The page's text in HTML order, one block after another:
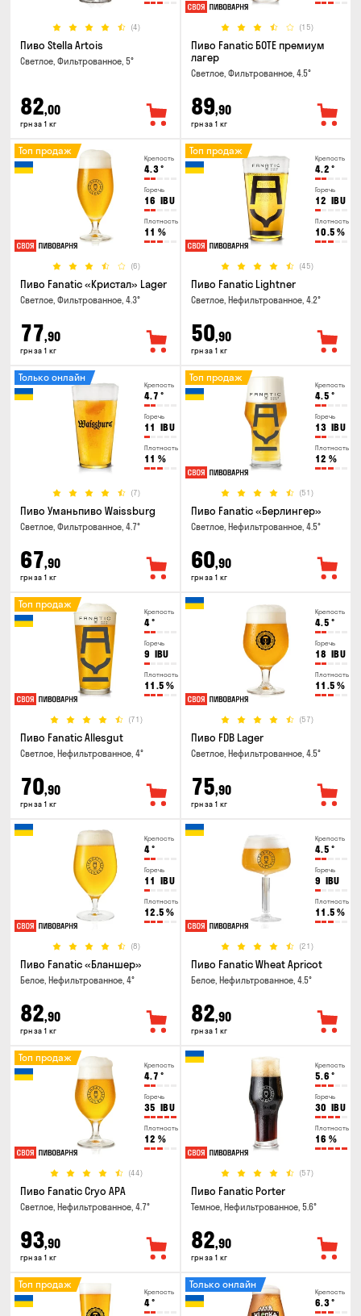
(4)
Пиво Stella Artois
Светлое, Фильтрованное, 5°
82,00
грн за 1 кг
(15)
Пиво Fanatic БОТЕ премиум
лагер
Светлое, Фильтрованное, 4.5°
89,90
грн за 1 кг
Крепость
4.3°
Горечь
16 IBU
Плотность
11 %
(6)
Топ продаж
Пиво Fanatic «Кристал» Lager
Светлое, Фильтрованное, 4.3°
77,90
грн за 1 кг
Крепость
4.2 °
Горечь
12 IBU
Плотность
10.5 %
(45)
Топ продаж
Пиво Fanatic Lightner
Светлое, Нефильтрованное, 4.2°
50,90
грн за 1 кг
Крепость
4.7 °
Горечь
11 IBU
Плотность
11 %
(7)
Только онлайн
Пиво Уманьпиво Waissburg
Светлое, Фильтрованное, 4.7°
67,90
грн за 1 кг
Крепость
4.5 °
Горечь
13 IBU
Плотность
12 %
(51)
Топ продаж
Пиво Fanatic «Берлингер»
Светлое, Нефильтрованное, 4.5°
60,90
грн за 1 кг
Крепость
4°
Горечь
9 IBU
Плотность
11.5 %
(71)
Топ продаж
Пиво Fanatic Allesgut
Светлое, Нефильтрованное, 4°
70,90
грн за 1 кг
Крепость
4.5 °
Горечь
18 IBU
Плотность
11.5 %
(57)
Пиво FDB Lager
Светлое, Нефильтрованное, 4.5°
75,90
грн за 1 кг
Крепость
4°
Горечь
11 IBU
Плотность
12.5 %
(8)
Пиво Fanatic «Бланшер»
Белое, Нефильтрованное, 4°
82,90
грн за 1 кг
Крепость
4.5 °
Горечь
9 IBU
Плотность
11.5 %
(21)
Пиво Fanatic Wheat Apricot
Белое, Нефильтрованное, 4.5°
82,90
грн за 1 кг
Крепость
4.7 °
Горечь
35 IBU
Плотность
12 %
(44)
Топ продаж
Пиво Fanatic Cryo APA
Светлое, Нефильтрованное, 4.7°
93,90
грн за 1 кг
Крепость
5.6 °
Горечь
30 IBU
Плотность
16 %
(57)
Пиво Fanatic Porter
Темное, Нефильтрованное, 5.6°
82,90
грн за 1 кг
Крепость
4°
Топ продаж
Крепость
6.3°
Только онлайн